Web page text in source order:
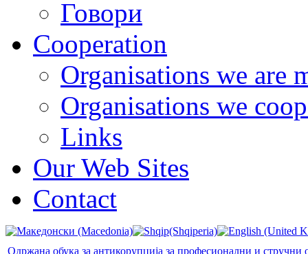
Говори
Cooperation
Organisations we are
Organisations we
Links
Our Web Sites
Contact
Одржана обука за антикорупција за професионални и стручни